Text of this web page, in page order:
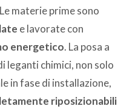
materie prime sono
e lavorate con
energetico. La posa a
leganti chimici, non solo
in fase di installazione,
riposizionabili